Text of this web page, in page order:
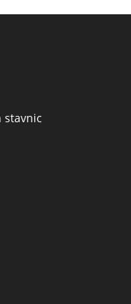
stavnic